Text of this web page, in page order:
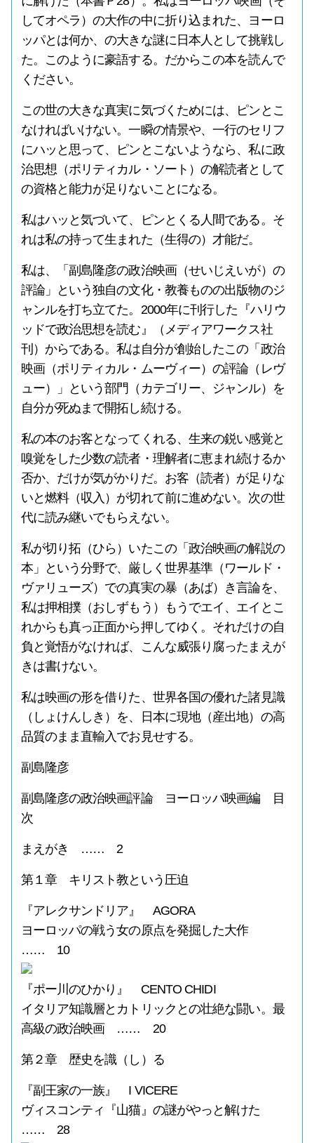
してオペラ）の大作の中に折り込まれた、ヨーロ
ッパとは何か、の大きな謎に日本人として挑戦し
た。このように豪語する。だからこの本を読んで
ください。
この世の大きな真実に気づくためには、ピンとこ
なければいけない。一瞬の情景や、一行のセリフ
にハッと思って、ピンとこないようなら、私に政
治思想（ポリティカル・ソート）の解読者として
の資格と能力が足りないことになる。
私はハッと気づいて、ピンとくる人間である。そ
れは私の持って生まれた（生得の）才能だ。
私は、「副島隆彦の政治映画（せいじえいが）の
評論」という独自の文化・教養ものの出版物のジ
ャンルを打ち立てた。2000年に刊行した『ハリウ
ッドで政治思想を読む』（メディアワークス社
刊）からである。私は自分が創始したこの「政治
映画（ポリティカル・ムーヴィー）の評論（レヴ
ュー）」という部門（カテゴリー、ジャンル）を
自分が死ぬまで開拓し続ける。
私の本のお客となってくれる、生来の鋭い感覚と
嗅覚をした少数の読者・理解者に恵まれ続けるか
否か、だけが気がかりだ。お客（読者）が足りな
いと燃料（収入）が切れて前に進めない。次の世
代に読み継いでもらえない。
私が切り拓（ひら）いたこの「政治映画の解説の
本」という分野で、厳しく世界基準（ワールド・
ヴァリューズ）での真実の暴（あば）き言論を、
私は押相撲（おしずもう）もうでエイ、エイとこ
れからも真っ正面から押してゆく。それだけの自
負と覚悟がなければ、こんな威張り腐ったまえが
きは書けない。
私は映画の形を借りた、世界各国の優れた諸見識
（しょけんしき）を、日本に現地（産出地）の高
品質のまま直輸入でお見せする。
副島隆彦
副島隆彦の政治映画評論 ヨーロッパ映画編 目
次
まえがき …… 2
第１章 キリスト教という圧迫
『アレクサンドリア』 AGORA
ヨーロッパの戦う女の原点を発掘した大作
…… 10
『ポー川のひかり』 CENTO CHIDI
イタリア知識層とカトリックとの壮絶な闘い。最
高級の政治映画 …… 20
第２章 歴史を識（し）る
『副王家の一族』 I VICERE
ヴィスコンティ『山猫』の謎がやっと解けた
…… 28